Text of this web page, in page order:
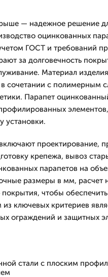
— надежное решение
оцинкованных
ГОСТ и требований
за долговечность
Материал
сочетании с полимерным
Парапет
установки.
проектирование,
крепежа, вывоз
парапетов на
размеры в мм, расчет
чтобы
ключевых критериев
ограждений и защитных
стали с плоским